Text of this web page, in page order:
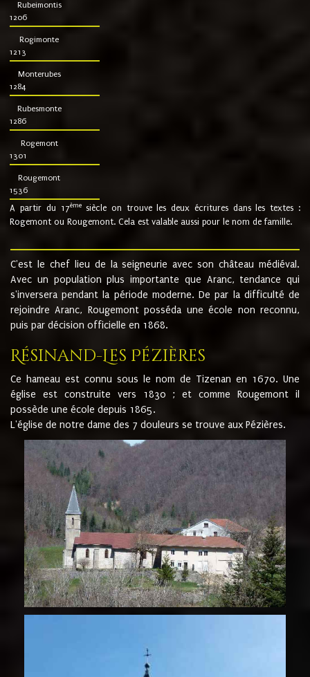
Rubeimontis
1206
Rogimonte
1213
Monterubes
1284
Rubesmonte
1286
Rogemont
1301
Rougemont
1536
A partir du 17ème siècle on trouve les deux écritures dans les textes :
Rogemont ou Rougemont. Cela est valable aussi pour le nom de famille.
C'est le chef lieu de la seigneurie avec son château médiéval.
Avec un population plus importante que Aranc, tendance qui
s'inversera pendant la période moderne. De par la difficulté de
rejoindre Aranc, Rougemont posséda une école non reconnu,
puis par décision officielle en 1868.
Résinand-Les Pézières
Ce hameau est connu sous le nom de Tizenan en 1670. Une
église est construite vers 1830 ; et comme Rougemont il
possède une école depuis 1865.
L'église de notre dame des 7 douleurs se trouve aux Pézières.